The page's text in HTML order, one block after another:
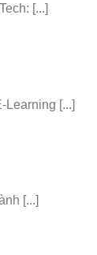
[...]
[...]
[...]